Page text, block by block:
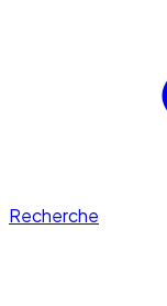
Recherche